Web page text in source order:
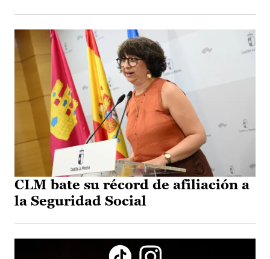
CLM bate su récord de afiliación a
la Seguridad Social